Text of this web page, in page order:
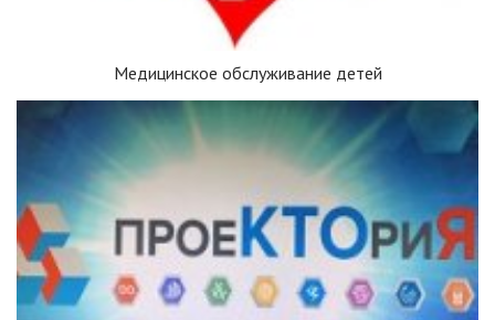
Медицинское обслуживание детей